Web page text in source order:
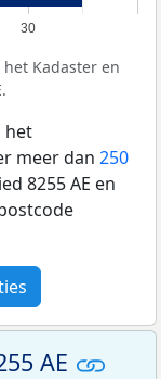
30
Kadaster en
het
meer dan 250
8255 AE en
AE